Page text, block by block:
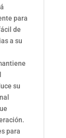
para
de
a su
su
para